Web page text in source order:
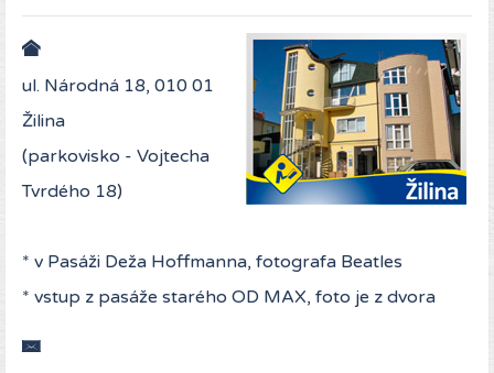
ul. Národná 18, 010 01
Žilina
(parkovisko - Vojtecha
Tvrdého 18)
* v Pasáži Deža Hoffmanna, fotografa Beatles
* vstup z pasáže starého OD MAX, foto je z dvora